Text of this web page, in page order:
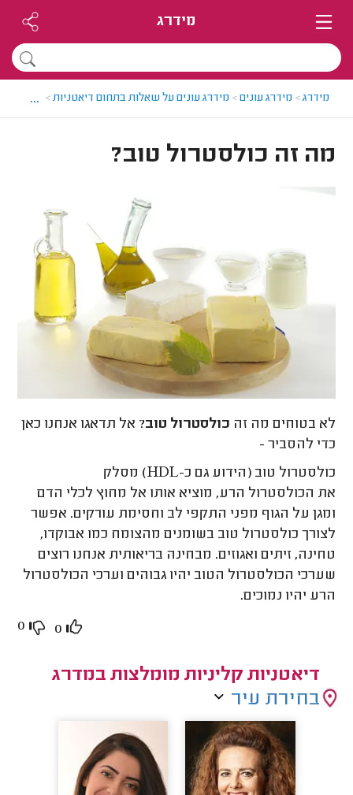
מידרג
מידרג> מידרג עונים> מידרג עונים על שאלות בתחום דיאטניות> מה זה
...
מה זה כולסטרול טוב?
לא בטוחים מה זה כולסטרול טוב? אל תדאגו אנחנו כאן
כדי להסביר -
כולסטרול טוב (הידוע גם כ-HDL) מסלק
את הכולסטרול הרע, מוציא אותו אל מחוץ לכלי הדם
ומגן על הגוף מפני התקפי לב וחסימת עורקים. אפשר
לצורך כולסטרול טוב בשומנים מהצומח כמו אבוקדו,
טחינה, זיתים ואגוזים. מבחינה בריאותית אנחנו רוצים
שערכי הכולסטרול הטוב יהיו גבוהים וערכי הכולסטרול
הרע יהיו נמוכים.
0
0
דיאטניות קליניות מומלצות במדרג
בחירת עיר